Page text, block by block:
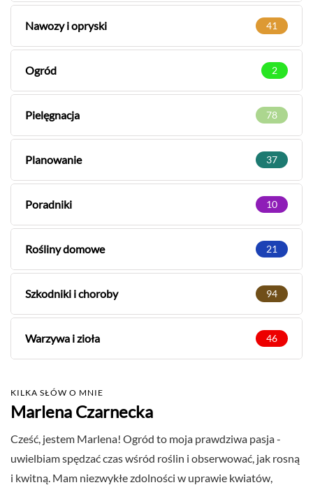
Nawozy i opryski 41
Ogród 2
Pielęgnacja 78
Planowanie 37
Poradniki 10
Rośliny domowe 21
Szkodniki i choroby 94
Warzywa i zioła 46
KILKA SŁÓW O MNIE
Marlena Czarnecka
Cześć, jestem Marlena! Ogród to moja prawdziwa pasja -
uwielbiam spędzać czas wśród roślin i obserwować, jak rosną
i kwitną. Mam niezwykłe zdolności w uprawie kwiatów,